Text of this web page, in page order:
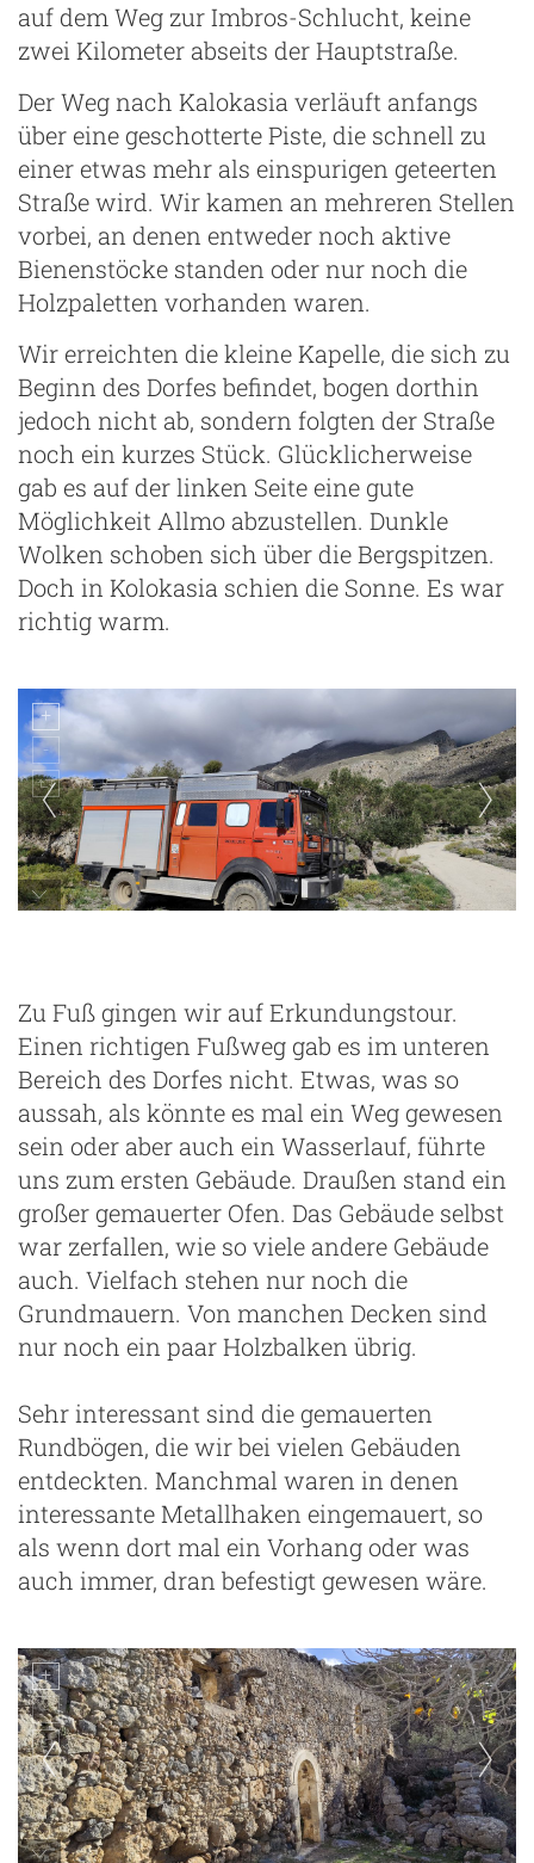
auf dem Weg zur Imbros-Schlucht, keine
zwei Kilometer abseits der Hauptstraße.
Der Weg nach Kalokasia verläuft anfangs
über eine geschotterte Piste, die schnell zu
einer etwas mehr als einspurigen geteerten
Straße wird. Wir kamen an mehreren Stellen
vorbei, an denen entweder noch aktive
Bienenstöcke standen oder nur noch die
Holzpaletten vorhanden waren.
Wir erreichten die kleine Kapelle, die sich zu
Beginn des Dorfes befindet, bogen dorthin
jedoch nicht ab, sondern folgten der Straße
noch ein kurzes Stück. Glücklicherweise
gab es auf der linken Seite eine gute
Möglichkeit Allmo abzustellen. Dunkle
Wolken schoben sich über die Bergspitzen.
Doch in Kolokasia schien die Sonne. Es war
richtig warm.
Zu Fuß gingen wir auf Erkundungstour.
Einen richtigen Fußweg gab es im unteren
Bereich des Dorfes nicht. Etwas, was so
aussah, als könnte es mal ein Weg gewesen
sein oder aber auch ein Wasserlauf, führte
uns zum ersten Gebäude. Draußen stand ein
großer gemauerter Ofen. Das Gebäude selbst
war zerfallen, wie so viele andere Gebäude
auch. Vielfach stehen nur noch die
Grundmauern. Von manchen Decken sind
nur noch ein paar Holzbalken übrig.
Sehr interessant sind die gemauerten
Rundbögen, die wir bei vielen Gebäuden
entdeckten. Manchmal waren in denen
interessante Metallhaken eingemauert, so
als wenn dort mal ein Vorhang oder was
auch immer, dran befestigt gewesen wäre.